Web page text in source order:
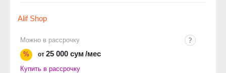
Alif Shop
Можно в рассрочку
%
от 25 000 сум /мес
Купить в рассрочку